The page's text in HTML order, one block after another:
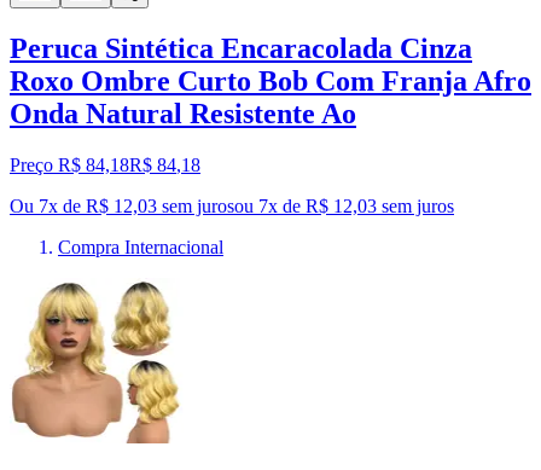
Peruca Sintética Encaracolada Cinza
Roxo Ombre Curto Bob Com Franja Afro
Onda Natural Resistente Ao
Preço R$ 84,18R$ 84,18
Ou 7x de R$ 12,03 sem jurosou 7x de R$ 12,03 sem juros
Compra Internacional